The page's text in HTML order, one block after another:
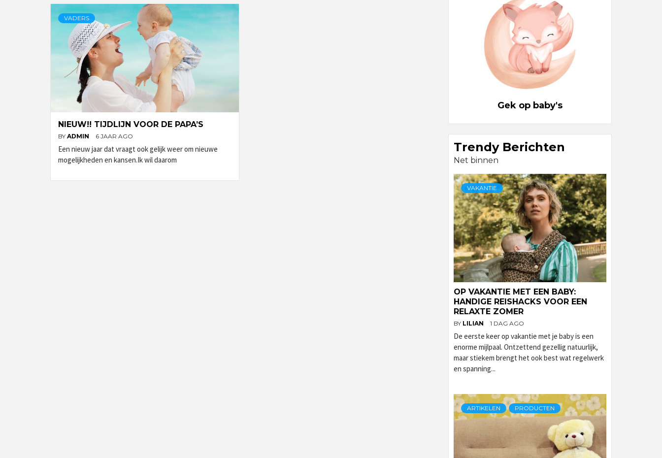
VADERS
NIEUW!! TIJDLIJN VOOR DE PAPA’S
BY ADMIN 6 JAAR AGO
Een nieuw jaar dat vraagt ook gelijk weer om nieuwe
mogelijkheden en kansen.Ik wil daarom
Gek op baby's
Trendy Berichten
Net binnen
VAKANTIE
OP VAKANTIE MET EEN BABY:
HANDIGE REISHACKS VOOR EEN
RELAXTE ZOMER
BY LILIAN 1 DAG AGO
De eerste keer op vakantie met je baby is een
enorme mijlpaal. Ontzettend gezellig natuurlijk,
maar stiekem brengt het ook best wat regelwerk
en spanning...
ARTIKELEN PRODUCTEN